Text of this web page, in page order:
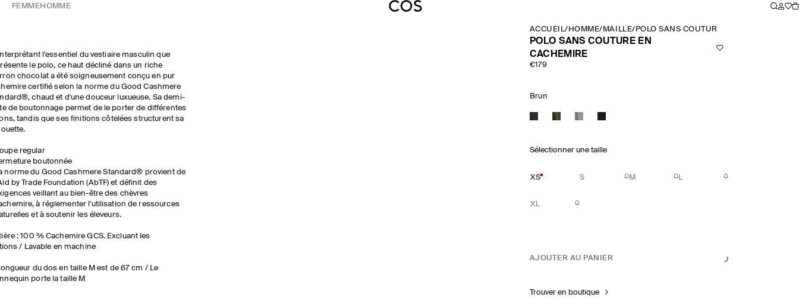
FEMMEHOMME
l'essentiel du vestiaire masculin que
le polo, ce haut décliné dans un riche
chocolat a été soigneusement conçu en pur
certifié selon la norme du Good Cashmere
chaud et d'une douceur luxueuse. Sa demi-
de boutonnage permet de le porter de différentes
tandis que ses finitions côtelées structurent sa
regular
boutonnée
norme du Good Cashmere Standard® provient de
by Trade Foundation (AbTF) et définit des
veillant au bien-être des chèvres
à réglementer l'utilisation de ressources
et à soutenir les éleveurs.
: 100 % Cachemire GCS. Excluant les
/ Lavable en machine
du dos en taille M est de 67 cm / Le
porte la taille M
ACCUEIL/ HOMME/ MAILLE/ POLO SANS COUTURE EN CACHEMIRE
POLO SANS COUTURE EN
CACHEMIRE
€179
Brun
Sélectionner une taille
XS S M L
XL
AJOUTER AU PANIER
Trouver en boutique